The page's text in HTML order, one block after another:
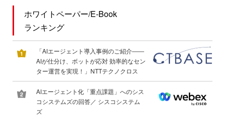
ホワイトペーパー/E-Book
ランキング
「AIエージェント導入事例のご紹介――
AIが仕分け、ボットが応対 効率的なセン
ター運営を実現！」NTTテクノクロス
AIエージェント化「重点課題」へのシス
コシステムズの回答／ シスコシステム
ズ